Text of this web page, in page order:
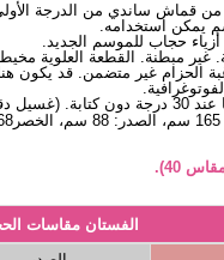
قماش ساندي من الدرجة
يمكن استخدامه.
أزياء حجاب للموسم الجديد.
غير مبطنة. القطعة العلوية
الحزام غير متضمن. قد يكون
(غسيل دقيق)
40).
الفستان مقاسات